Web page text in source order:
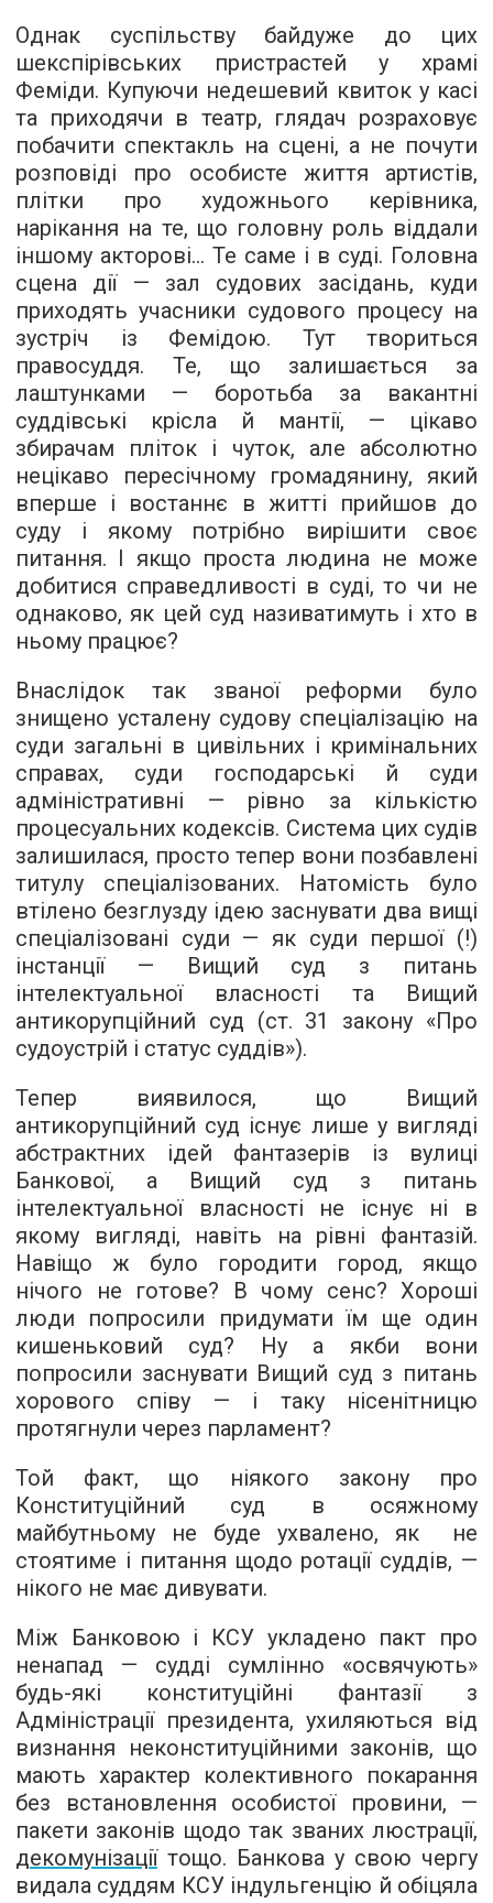
Однак суспільству байдуже до цих
шекспірівських пристрастей у храмі
Феміди. Купуючи недешевий квиток у касі
та приходячи в театр, глядач розраховує
побачити спектакль на сцені, а не почути
розповіді про особисте життя артистів,
плітки про художнього керівника,
нарікання на те, що головну роль віддали
іншому акторові... Те саме і в суді. Головна
сцена дії — зал судових засідань, куди
приходять учасники судового процесу на
зустріч із Фемідою. Тут твориться
правосуддя. Те, що залишається за
лаштунками — боротьба за вакантні
суддівські крісла й мантії, — цікаво
збирачам пліток і чуток, але абсолютно
нецікаво пересічному громадянину, який
вперше і востаннє в житті прийшов до
суду і якому потрібно вирішити своє
питання. І якщо проста людина не може
добитися справедливості в суді, то чи не
однаково, як цей суд називатимуть і хто в
ньому працює?
Внаслідок так званої реформи було
знищено усталену судову спеціалізацію на
суди загальні в цивільних і кримінальних
справах, суди господарські й суди
адміністративні — рівно за кількістю
процесуальних кодексів. Система цих судів
залишилася, просто тепер вони позбавлені
титулу спеціалізованих. Натомість було
втілено безглузду ідею заснувати два вищі
спеціалізовані суди — як суди першої (!)
інстанції — Вищий суд з питань
інтелектуальної власності та Вищий
антикорупційний суд (ст. 31 закону «Про
судоустрій і статус суддів»).
Тепер виявилося, що Вищий
антикорупційний суд існує лише у вигляді
абстрактних ідей фантазерів із вулиці
Банкової, а Вищий суд з питань
інтелектуальної власності не існує ні в
якому вигляді, навіть на рівні фантазій.
Навіщо ж було городити город, якщо
нічого не готове? В чому сенс? Хороші
люди попросили придумати їм ще один
кишеньковий суд? Ну а якби вони
попросили заснувати Вищий суд з питань
хорового співу — і таку нісенітницю
протягнули через парламент?
Той факт, що ніякого закону про
Конституційний суд в осяжному
майбутньому не буде ухвалено, як не
стоятиме і питання щодо ротації суддів, —
нікого не має дивувати.
Між Банковою і КСУ укладено пакт про
ненапад — судді сумлінно «освячують»
будь-які конституційні фантазії з
Адміністрації президента, ухиляються від
визнання неконституційними законів, що
мають характер колективного покарання
без встановлення особистої провини, —
пакети законів щодо так званих люстрації,
декомунізаціїтощо. Банкова у свою чергу
видала суддям КСУ індульгенцію й обіцяла